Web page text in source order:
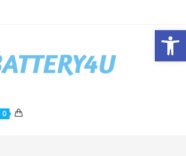
פתח סרגל נגישות
content
0